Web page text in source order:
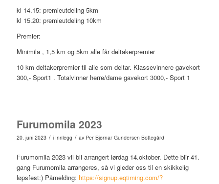
kl 14.15: premieutdeling 5km
kl 15.20: premieutdeling 10km
Premier:
Minimila , 1,5 km og 5km alle får deltakerpremier
10 km deltakerpremier til alle som deltar. Klassevinnere gavekort
300,- Sport1 . Totalvinner herre/dame gavekort 3000,- Sport 1
Furumomila 2023
20. juni 2023 / i Innlegg / av Per Bjørnar Gundersen Bottegård
Furumomila 2023 vil bli arrangert lørdag 14.oktober. Dette blir 41.
gang Furumomila arrangeres, så vi gleder oss til en skikkelig
løpsfest:) Påmelding: https://signup.eqtiming.com/?